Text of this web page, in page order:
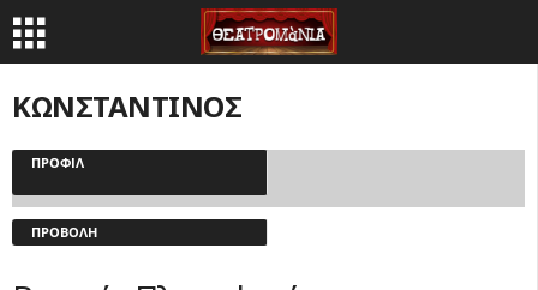
ΚΩΝΣΤΑΝΤΙΝΟΣ
ΠΡΟΦΊΛ
ΠΡΟΒΟΛΉ